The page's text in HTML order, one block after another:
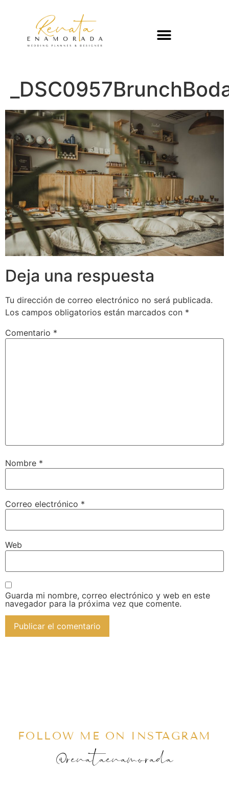
Deja una respuesta
Tu dirección de correo electrónico no será publicada.
Los campos obligatorios están marcados con *
Comentario *
Nombre *
Correo electrónico *
Web
Guarda mi nombre, correo electrónico y web en este
navegador para la próxima vez que comente.
FOLLOW ME ON INSTAGRAM
@renataenamorada